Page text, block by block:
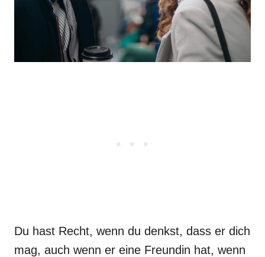
Du hast Recht, wenn du denkst, dass er dich
mag, auch wenn er eine Freundin hat, wenn